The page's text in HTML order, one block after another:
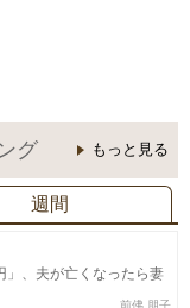
グ もっと見る
週間
」、夫が亡くなったら妻
前佛 朋子